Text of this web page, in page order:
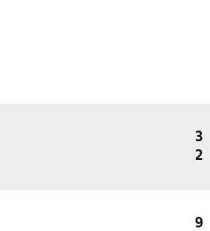
3
2
9